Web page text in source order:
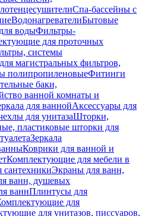
Спа-бассейны с
ВодонагревателиБытовые
водыФильтры-
для проточных
системы
магистральных фильтров,
полипропиленовыеФитинги
баки,
ванной комнаты и
для ваннойАксессуары для
для унитазаШторки,
пластиковые шторки для
Зеркала
Коврики для ванной и
Комплектующие для мебели в
Экраны для ванн,
ванн, душевых
ваннПлинтусы для
для
для унитазов, писсуаров,